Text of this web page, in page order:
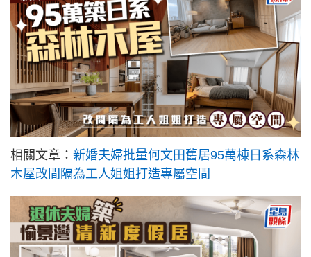
相關文章： 新婚夫婦批量何文田舊居95萬棟日系森林
木屋改間隔為工人姐姐打造專屬空間